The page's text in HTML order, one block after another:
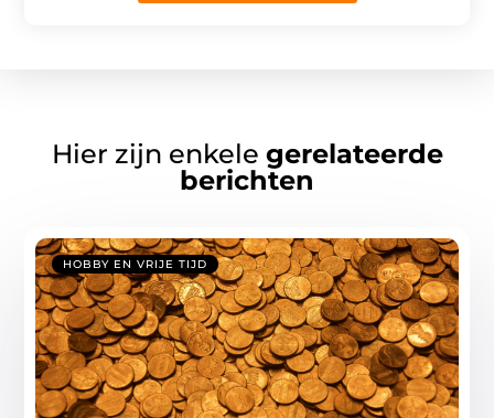
Hier zijn enkele gerelateerde
berichten
HOBBY EN VRIJE TIJD